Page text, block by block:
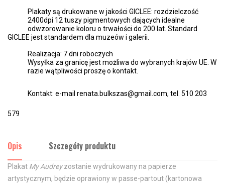
Plakaty są drukowane w jakości GICLEE: rozdzielczość
2400dpi 12 tuszy pigmentowych dających idealne
odwzorowanie koloru o trwałości do 200 lat. Standard
GICLEE jest standardem dla muzeów i galerii.
Realizacja: 7 dni roboczych
Wysyłka za granicę jest możliwa do wybranych krajów UE. W
razie wątpliwości proszę o kontakt.
Kontakt: e-mail renata.bulkszas@gmail.com, tel. 510 203
579
Opis Szczegóły produktu
Plakat My Audreyzostanie wydrukowany na papierze
artystycznym, będzie oprawiony w passe-partout (kartonowa